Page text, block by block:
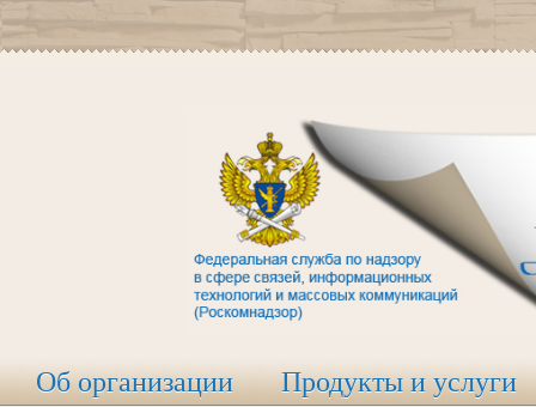
Об организации Продукты и услуги